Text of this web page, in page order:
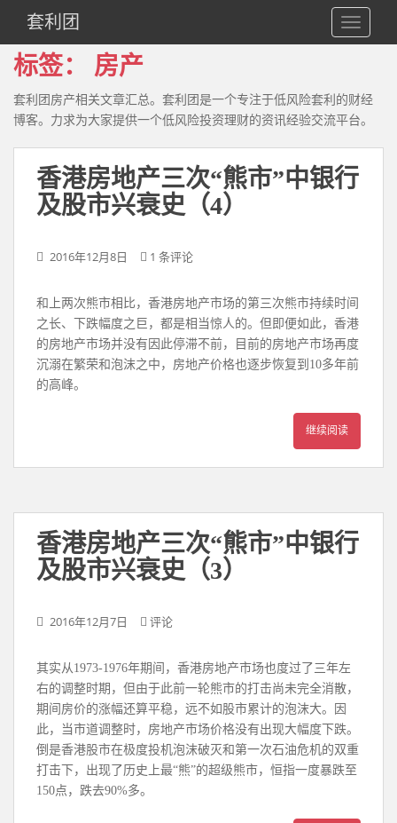
i
套利团
标签： 房产
套利团房产相关文章汇总。套利团是一个专注于低风险套利的财经
博客。力求为大家提供一个低风险投资理财的资讯经验交流平台。
香港房地产三次“熊市”中银行
及股市兴衰史（4）
2016年12月8日 1 条评论
和上两次熊市相比，香港房地产市场的第三次熊市持续时间
之长、下跌幅度之巨，都是相当惊人的。但即便如此，香港
的房地产市场并没有因此停滞不前，目前的房地产市场再度
沉溺在繁荣和泡沫之中，房地产价格也逐步恢复到10多年前
的高峰。
继续阅读
香港房地产三次“熊市”中银行
及股市兴衰史（3）
2016年12月7日 评论
其实从1973-1976年期间，香港房地产市场也度过了三年左
右的调整时期，但由于此前一轮熊市的打击尚未完全消散，
期间房价的涨幅还算平稳，远不如股市累计的泡沫大。因
此，当市道调整时，房地产市场价格没有出现大幅度下跌。
倒是香港股市在极度投机泡沫破灭和第一次石油危机的双重
打击下，出现了历史上最“熊”的超级熊市，恒指一度暴跌至
150点，跌去90%多。